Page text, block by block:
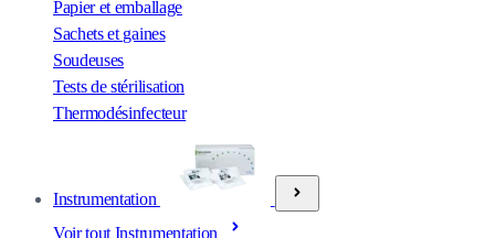
Papier et emballage
Sachets et gaines
Soudeuses
Tests de stérilisation
Thermodésinfecteur
Instrumentation
Voir tout Instrumentation